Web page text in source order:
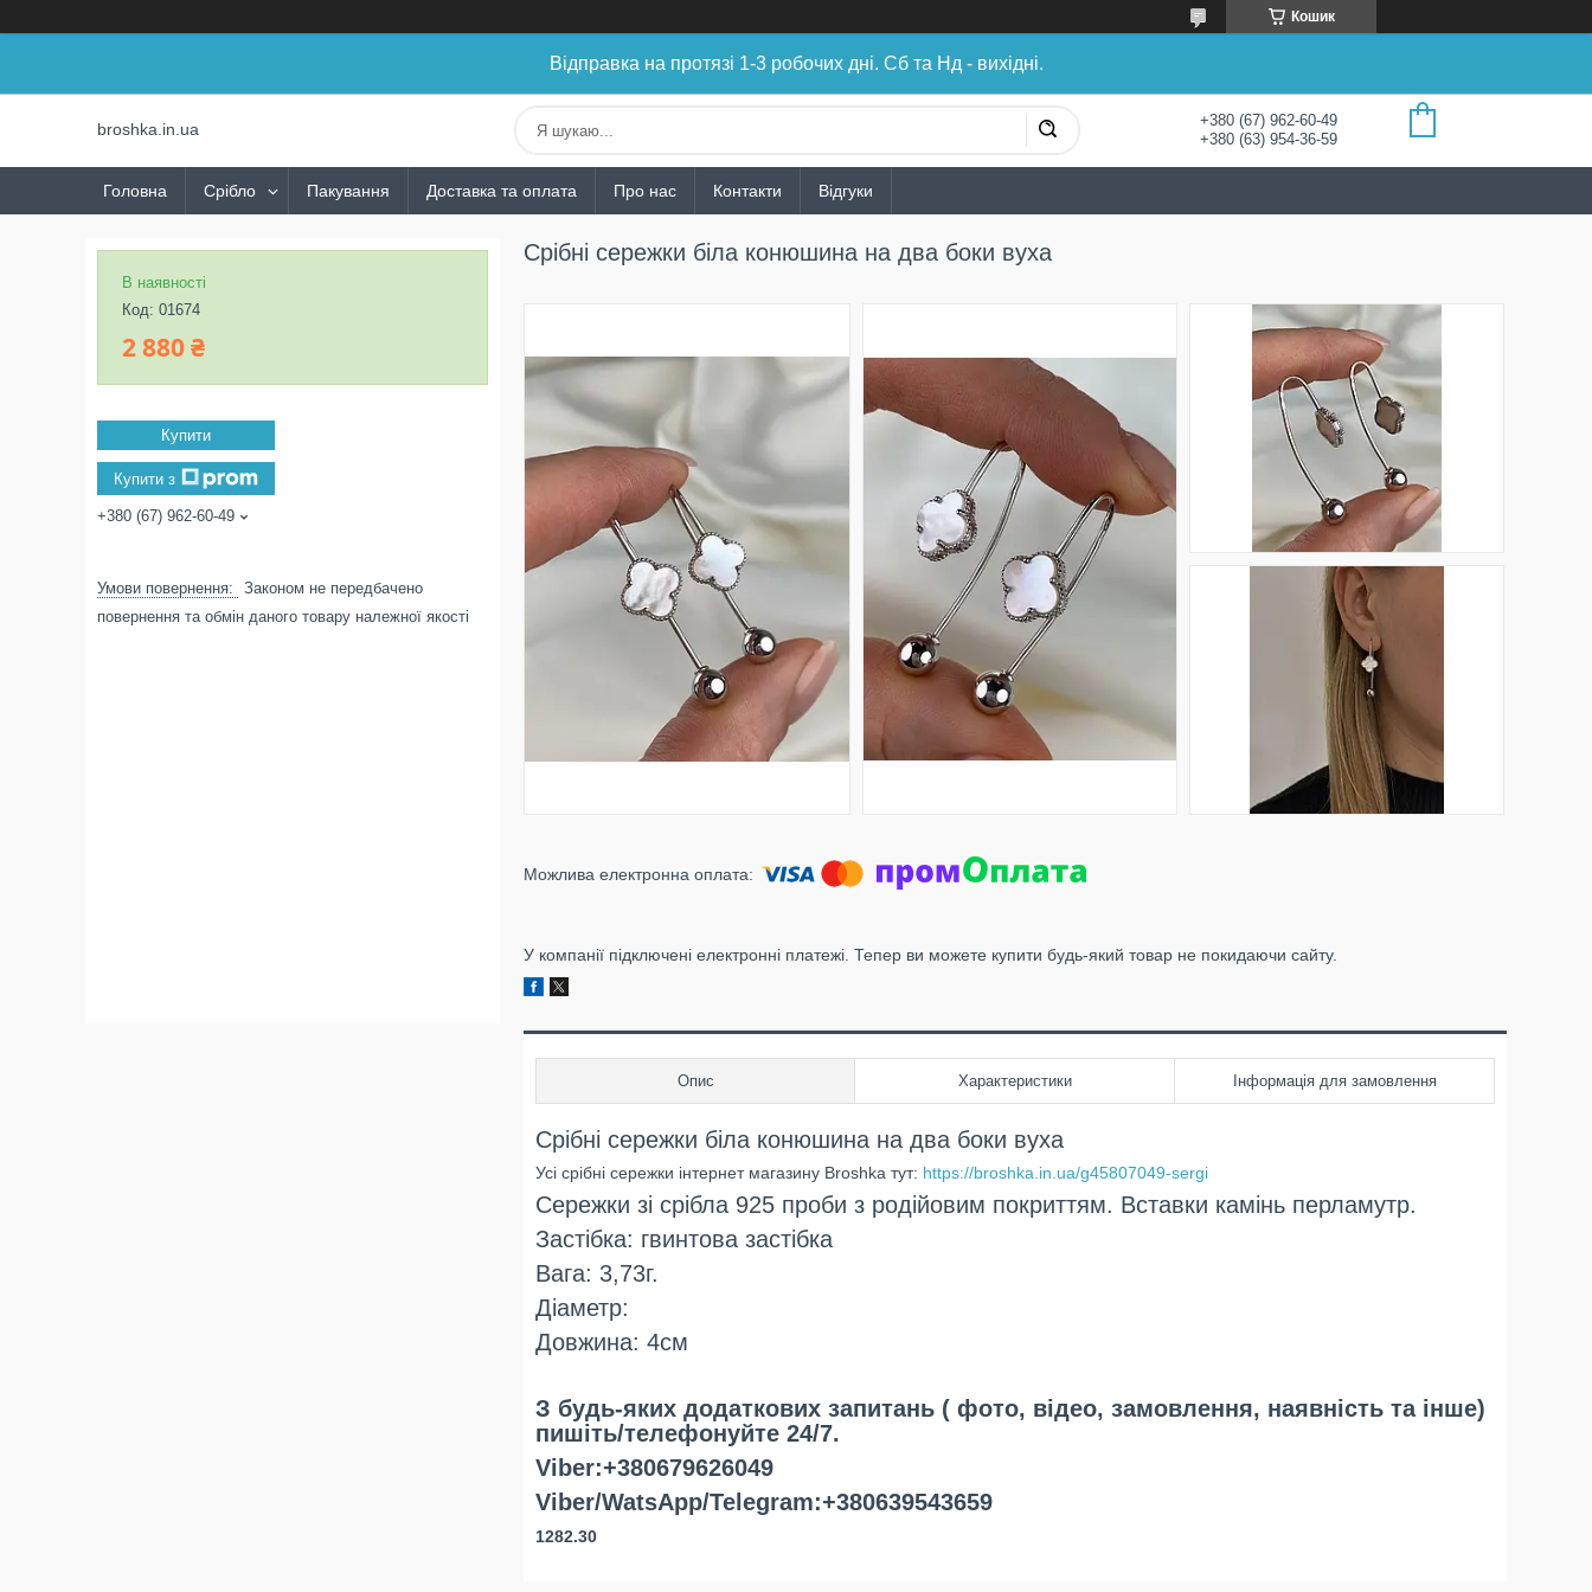
Кошик
Відправка на протязі 1-3 робочих дні. Сб та Нд - вихідні.
broshka.in.ua
+380 (67) 962-60-49
+380 (63) 954-36-59
Головна Срібло Пакування Доставка та оплата Про нас Контакти Відгуки
Срібні сережки біла конюшина на два боки вуха
У компанії підключені електронні платежі. Тепер ви можете купити будь-який товар не покидаючи сайту.
Опис Характеристики Інформація для замовлення
Срібні сережки біла конюшина на два боки вуха
Усі срібні сережки інтернет магазину Broshka тут: https://broshka.in.ua/g45807049-sergi
Сережки зі срібла 925 проби з родійовим покриттям. Вставки камінь перламутр.
Застібка: гвинтова застібка
Вага: 3,73г.
Діаметр:
Довжина: 4см
З будь-яких додаткових запитань ( фото, відео, замовлення, наявність та інше)
пишіть/телефонуйте 24/7.
Viber:+380679626049
Viber/WatsApp/Telegram:+380639543659
1282.30
В наявності
Код: 01674
2 880 ₴
Купити
Купити з
+380 (67) 962-60-49
Законом не передбачено
повернення та обмін даного товару належної якості